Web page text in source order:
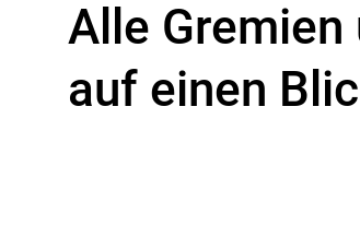
Alle Gremien
auf einen